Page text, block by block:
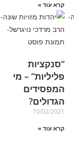
קרא עוד »
“סנקציות
פליליות” – מי
המפסידים
הגדולים?
10/02/2021
קרא עוד »